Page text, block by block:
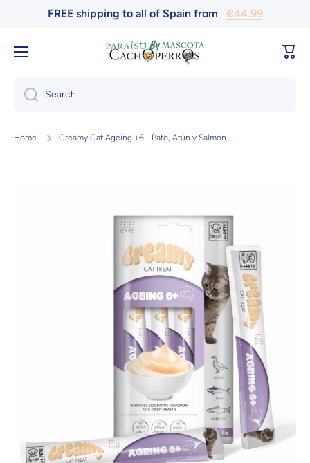
Skip to content
FREE shipping to all of Spain from €44.99
Cart
Search
Home Creamy Cat Ageing +6 - Pato, Atún y Salmon